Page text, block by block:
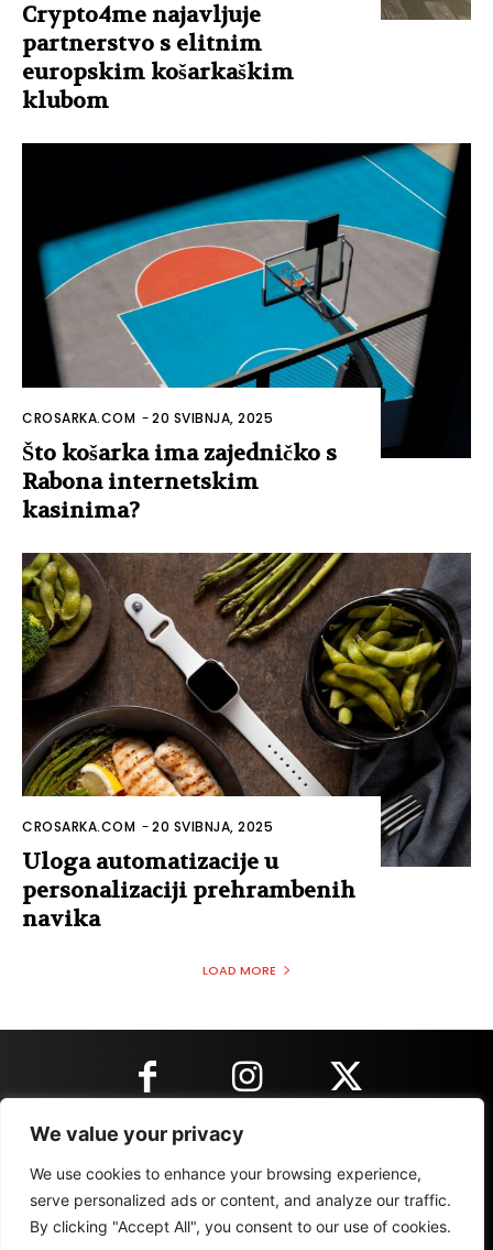
We value your privacy
We use cookies to enhance your browsing experience,
serve personalized ads or content, and analyze our traffic.
By clicking "Accept All", you consent to our use of cookies.
Crypto4me najavljuje
partnerstvo s elitnim
europskim košarkaškim
klubom
CROSARKA.COM -20 SVIBNJA, 2025
Što košarka ima zajedničko s
Rabona internetskim
kasinima?
CROSARKA.COM -20 SVIBNJA, 2025
Uloga automatizacije u
personalizaciji prehrambenih
navika
LOAD MORE
KONTAKT INFORMACIJE
IMPRESSUM MARKETING REZULTATI